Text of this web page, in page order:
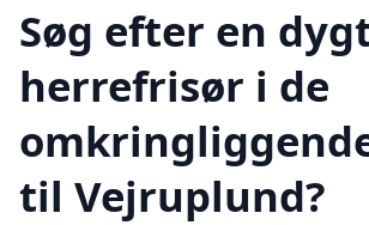
Søg efter en
herrefrisør i de
til Vejruplund?